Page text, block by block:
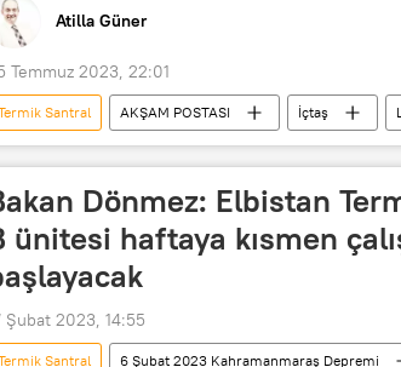
Atilla Güner
Temmuz 2023, 22:01
Santral AKŞAM POSTASI İçtaş
Dönmez: Elbistan
ünitesi haftaya kısmen
Şubat 2023, 14:55
Santral 6 Şubat 2023 Kahramanmaraş Depremi